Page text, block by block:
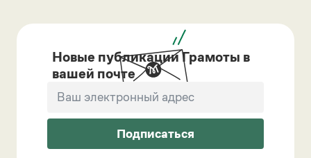
Новые публикации Грамоты в
вашей почте
Подписаться